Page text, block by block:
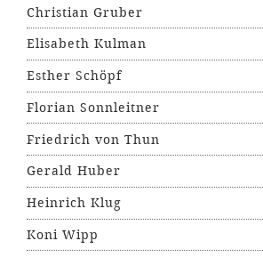
Christian Gruber
Elisabeth Kulman
Esther Schöpf
Florian Sonnleitner
Friedrich von Thun
Gerald Huber
Heinrich Klug
Koni Wipp